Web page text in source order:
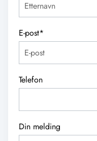
E-post*
Telefon
Din melding